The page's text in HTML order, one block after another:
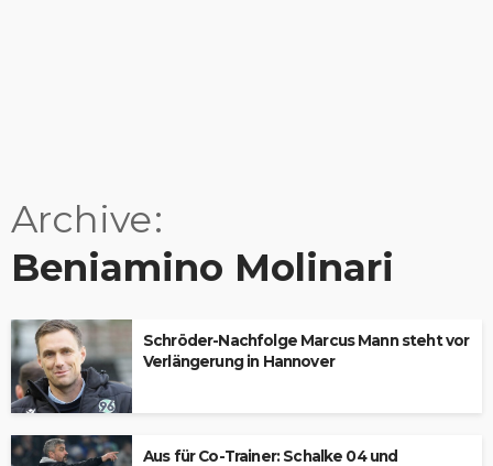
Archive
Beniamino Molinari
Schröder-Nachfolge Marcus Mann steht vor
Verlängerung in Hannover
Aus für Co-Trainer: Schalke 04 und